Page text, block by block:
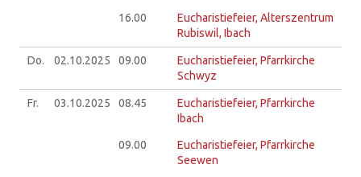
16.00
Eucharistiefeier, Alterszentrum
Rubiswil, Ibach
Do. 02.10.2025 09.00
Eucharistiefeier, Pfarrkirche
Schwyz
Fr. 03.10.2025 08.45
Eucharistiefeier, Pfarrkirche
Ibach
09.00
Eucharistiefeier, Pfarrkirche
Seewen